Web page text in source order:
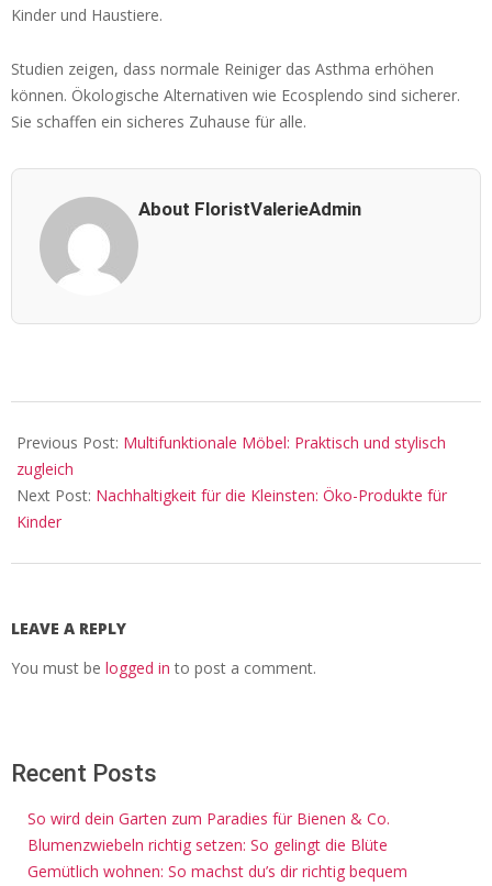
Kinder und Haustiere.
Studien zeigen, dass normale Reiniger das Asthma erhöhen
können. Ökologische Alternativen wie Ecosplendo sind sicherer.
Sie schaffen ein sicheres Zuhause für alle.
About FloristValerieAdmin
03-
07
Previous Post: Multifunktionale Möbel: Praktisch und stylisch
zugleich
Next Post: Nachhaltigkeit für die Kleinsten: Öko-Produkte für
Kinder
LEAVE A REPLY
You must be logged in to post a comment.
Recent Posts
So wird dein Garten zum Paradies für Bienen & Co.
Blumenzwiebeln richtig setzen: So gelingt die Blüte
Gemütlich wohnen: So machst du’s dir richtig bequem